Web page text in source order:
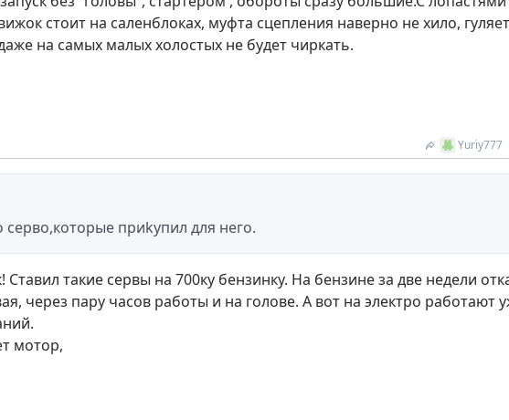
стоит на саленблоках, муфта сцепления наверно не хило,
на самых малых холостых не будет чиркать.
Yuriy777
серво,которые приkупил для него.
такие сервы на 700ку бензинку. На бензине за две недели
через пару часов работы и на голове. А вот на электро работают
мотор,